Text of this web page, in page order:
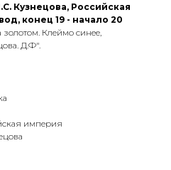
Кузнецова, Российская
конец 19 - начало 20
Клеймо синее,
Д.Ф".
империя